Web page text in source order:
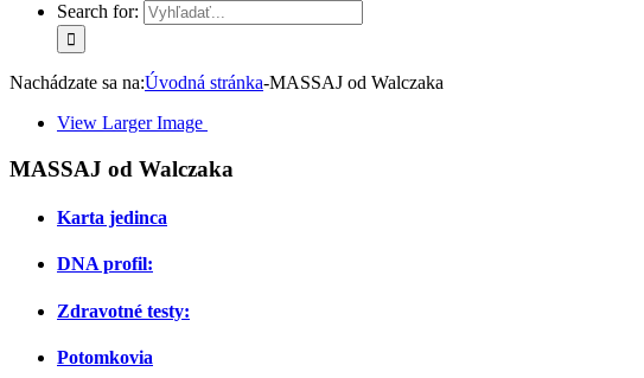
Search for:
Nachádzate sa na:Úvodná stránka-MASSAJ od Walczaka
View Larger Image
MASSAJ od Walczaka
Karta jedinca
DNA profil:
Zdravotné testy:
Potomkovia